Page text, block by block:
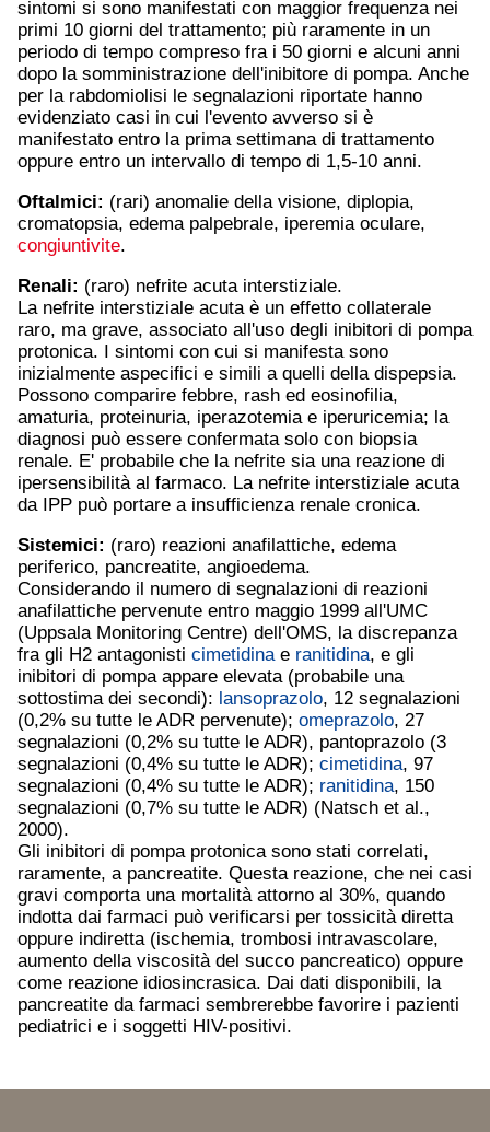
sintomi si sono manifestati con maggior frequenza nei
primi 10 giorni del trattamento; più raramente in un
periodo di tempo compreso fra i 50 giorni e alcuni anni
dopo la somministrazione dell'inibitore di pompa. Anche
per la rabdomiolisi le segnalazioni riportate hanno
evidenziato casi in cui l'evento avverso si è
manifestato entro la prima settimana di trattamento
oppure entro un intervallo di tempo di 1,5-10 anni.
Oftalmici: (rari) anomalie della visione, diplopia,
cromatopsia, edema palpebrale, iperemia oculare,
congiuntivite.
Renali: (raro) nefrite acuta interstiziale.
La nefrite interstiziale acuta è un effetto collaterale
raro, ma grave, associato all'uso degli inibitori di pompa
protonica. I sintomi con cui si manifesta sono
inizialmente aspecifici e simili a quelli della dispepsia.
Possono comparire febbre, rash ed eosinofilia,
amaturia, proteinuria, iperazotemia e iperuricemia; la
diagnosi può essere confermata solo con biopsia
renale. E' probabile che la nefrite sia una reazione di
ipersensibilità al farmaco. La nefrite interstiziale acuta
da IPP può portare a insufficienza renale cronica.
Sistemici: (raro) reazioni anafilattiche, edema
periferico, pancreatite, angioedema.
Considerando il numero di segnalazioni di reazioni
anafilattiche pervenute entro maggio 1999 all'UMC
(Uppsala Monitoring Centre) dell'OMS, la discrepanza
fra gli H2 antagonisti cimetidinae ranitidina, e gli
inibitori di pompa appare elevata (probabile una
sottostima dei secondi): lansoprazolo, 12 segnalazioni
(0,2% su tutte le ADR pervenute); omeprazolo, 27
segnalazioni (0,2% su tutte le ADR), pantoprazolo (3
segnalazioni (0,4% su tutte le ADR); cimetidina, 97
segnalazioni (0,4% su tutte le ADR); ranitidina, 150
segnalazioni (0,7% su tutte le ADR) (Natsch et al.,
2000).
Gli inibitori di pompa protonica sono stati correlati,
raramente, a pancreatite. Questa reazione, che nei casi
gravi comporta una mortalità attorno al 30%, quando
indotta dai farmaci può verificarsi per tossicità diretta
oppure indiretta (ischemia, trombosi intravascolare,
aumento della viscosità del succo pancreatico) oppure
come reazione idiosincrasica. Dai dati disponibili, la
pancreatite da farmaci sembrerebbe favorire i pazienti
pediatrici e i soggetti HIV-positivi.